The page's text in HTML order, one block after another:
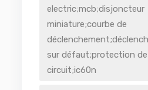
electric;mcb;disjoncteur
miniature;courbe de
sur défaut;protection de
circuit;ic60n